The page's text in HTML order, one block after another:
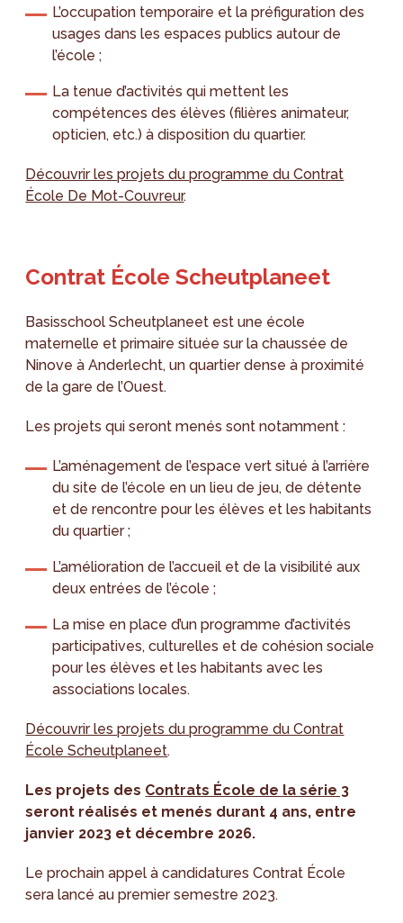
L’occupation temporaire et la préfiguration des
usages dans les espaces publics autour de
l’école ;
La tenue d’activités qui mettent les
compétences des élèves (filières animateur,
opticien, etc.) à disposition du quartier.
Découvrir les projets du programme du Contrat
École De Mot-Couvreur.
Contrat École Scheutplaneet
Basisschool Scheutplaneet est une école
maternelle et primaire située sur la chaussée de
Ninove à Anderlecht, un quartier dense à proximité
de la gare de l’Ouest.
Les projets qui seront menés sont notamment :
L’aménagement de l’espace vert situé à l’arrière
du site de l’école en un lieu de jeu, de détente
et de rencontre pour les élèves et les habitants
du quartier ;
L’amélioration de l’accueil et de la visibilité aux
deux entrées de l’école ;
La mise en place d’un programme d’activités
participatives, culturelles et de cohésion sociale
pour les élèves et les habitants avec les
associations locales.
Découvrir les projets du programme du Contrat
École Scheutplaneet.
Les projets des Contrats École de la série 3
seront réalisés et menés durant 4 ans, entre
janvier 2023 et décembre 2026.
Le prochain appel à candidatures Contrat École
sera lancé au premier semestre 2023.